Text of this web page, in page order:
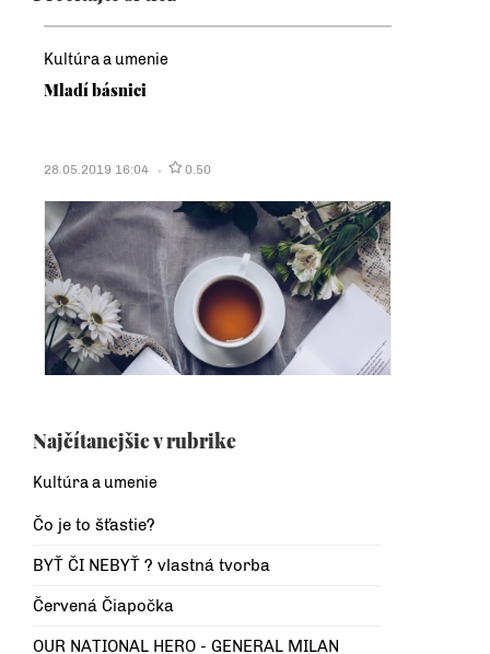
Kultúra a umenie
Mladí básnici
28.05.2019 16:04 0.50
Najčítanejšie v rubrike
Kultúra a umenie
Čo je to šťastie?
BYŤ ČI NEBYŤ ? vlastná tvorba
Červená Čiapočka
OUR NATIONAL HERO - GENERAL MILAN